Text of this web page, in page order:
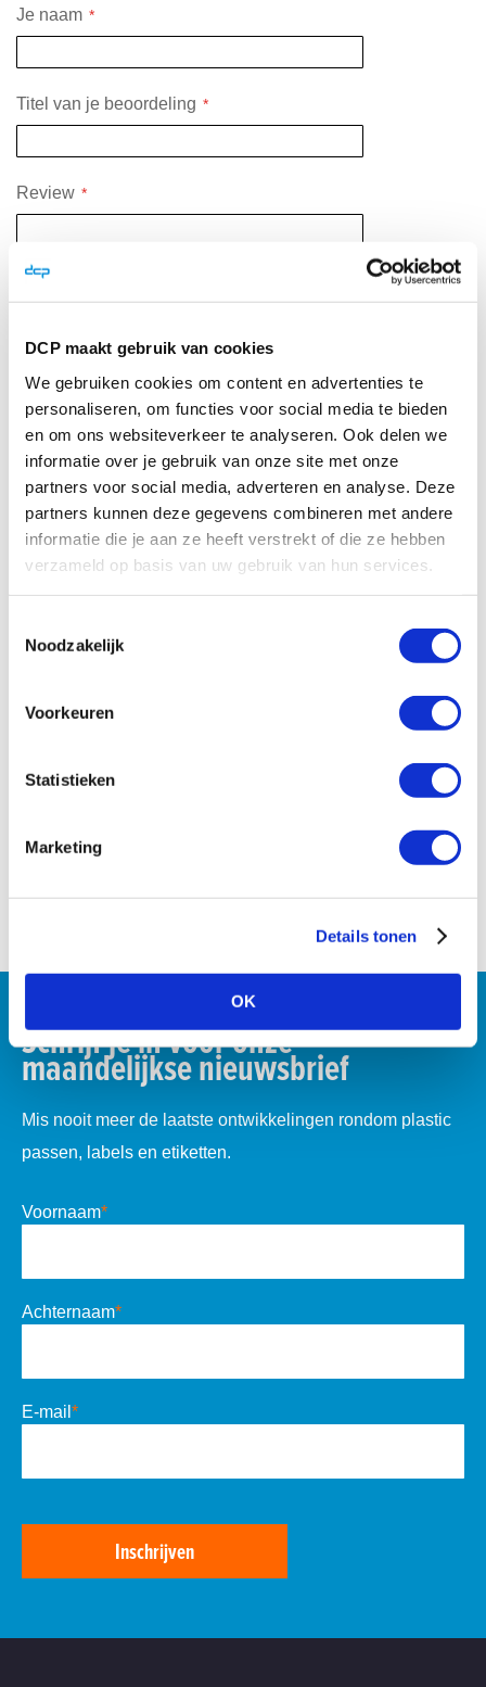
DCP maakt gebruik van cookies
We gebruiken cookies om content en advertenties te
personaliseren, om functies voor social media te bieden
en om ons websiteverkeer te analyseren. Ook delen we
informatie over je gebruik van onze site met onze
partners voor social media, adverteren en analyse. Deze
partners kunnen deze gegevens combineren met andere
informatie die je aan ze heeft verstrekt of die ze hebben
verzameld op basis van uw gebruik van hun services.
Noodzakelijk
Voorkeuren
Statistieken
Marketing
Details tonen
OK
Je naam
Titel van je beoordeling
Review
Review versturen
Onze klanten beoordelen ons met een
Direct advies nodig?
Laat ons terugbellen:
Schrijf je in voor onze
maandelijkse nieuwsbrief
Mis nooit meer de laatste ontwikkelingen rondom plastic
passen, labels en etiketten.
Voornaam*
Achternaam*
E-mail *
Inschrijven